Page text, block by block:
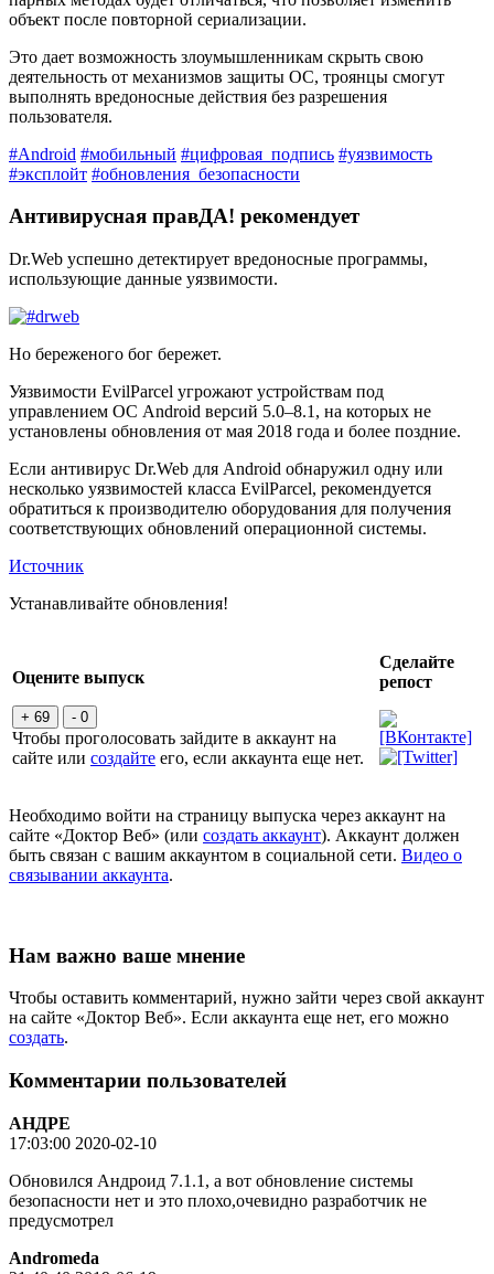
объект после повторной сериализации.
Это дает возможность злоумышленникам скрыть свою
деятельность от механизмов защиты ОС, троянцы смогут
выполнять вредоносные действия без разрешения
пользователя.
#Android #мобильный #цифровая_подпись #уязвимость
#эксплойт #обновления_безопасности
Антивирусная правДА! рекомендует
Dr.Web успешно детектирует вредоносные программы,
использующие данные уязвимости.
Но береженого бог бережет.
Уязвимости EvilParcel угрожают устройствам под
управлением ОС Android версий 5.0–8.1, на которых не
установлены обновления от мая 2018 года и более поздние.
Если антивирус Dr.Web для Android обнаружил одну или
несколько уязвимостей класса EvilParcel, рекомендуется
обратиться к производителю оборудования для получения
соответствующих обновлений операционной системы.
Источник
Устанавливайте обновления!
Оцените выпуск
+ 69 - 0
Чтобы проголосовать зайдите в аккаунт на
сайте или создайте его, если аккаунта еще нет.
Сделайте
репост
Необходимо войти на страницу выпуска через аккаунт на
сайте «Доктор Веб» (или создать аккаунт). Аккаунт должен
быть связан с вашим аккаунтом в социальной сети. Видео о
связывании аккаунта.
Нам важно ваше мнение
Чтобы оставить комментарий, нужно зайти через свой аккаунт
на сайте «Доктор Веб». Если аккаунта еще нет, его можно
создать.
Комментарии пользователей
АНДРЕ
17:03:00 2020-02-10
Обновился Андроид 7.1.1, а вот обновление системы
безопасности нет и это плохо,очевидно разработчик не
предусмотрел
Andromeda